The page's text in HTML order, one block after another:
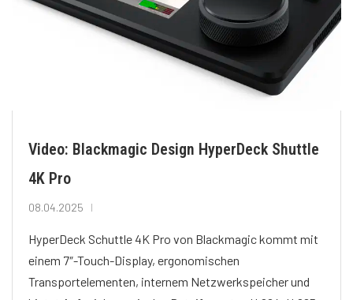
Video: Blackmagic Design HyperDeck Shuttle
4K Pro
08.04.2025
HyperDeck Schuttle 4K Pro von Blackmagic kommt mit
einem 7″-Touch-Display, ergonomischen
Transportelementen, internem Netzwerkspeicher und